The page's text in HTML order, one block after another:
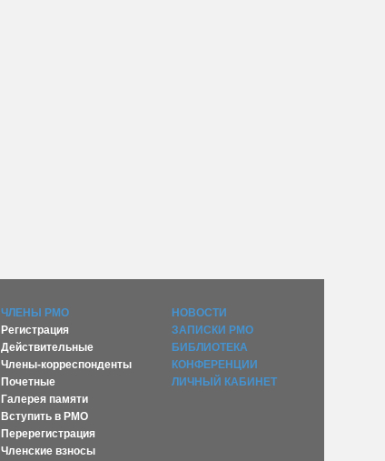
ЧЛЕНЫ РМО
Регистрация
Действительные
Члены-корреспонденты
Почетные
Галерея памяти
Вступить в РМО
Перерегистрация
Членские взносы
НОВОСТИ
ЗАПИСКИ РМО
БИБЛИОТЕКА
КОНФЕРЕНЦИИ
ЛИЧНЫЙ КАБИНЕТ